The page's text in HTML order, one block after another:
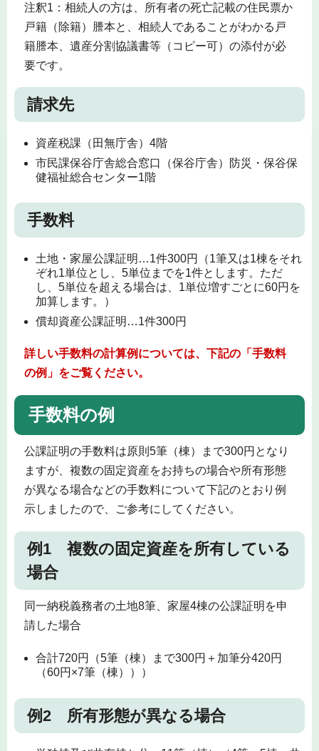
注釈1：相続人の方は、所有者の死亡記載の住民票か
戸籍（除籍）謄本と、相続人であることがわかる戸
籍謄本、遺産分割協議書等（コピー可）の添付が必
要です。
請求先
資産税課（田無庁舎）4階
市民課保谷庁舎総合窓口（保谷庁舎）防災・保谷保
健福祉総合センター1階
手数料
土地・家屋公課証明…1件300円（1筆又は1棟をそれ
ぞれ1単位とし、5単位までを1件とします。ただ
し、5単位を超える場合は、1単位増すごとに60円を
加算します。）
償却資産公課証明…1件300円
詳しい手数料の計算例については、下記の「手数料
の例」をご覧ください。
手数料の例
公課証明の手数料は原則5筆（棟）まで300円となり
ますが、複数の固定資産をお持ちの場合や所有形態
が異なる場合などの手数料について下記のとおり例
示しましたので、ご参考にしてください。
例1 複数の固定資産を所有している
場合
同一納税義務者の土地8筆、家屋4棟の公課証明を申
請した場合
合計720円（5筆（棟）まで300円＋加筆分420円
（60円×7筆（棟）））
例2 所有形態が異なる場合